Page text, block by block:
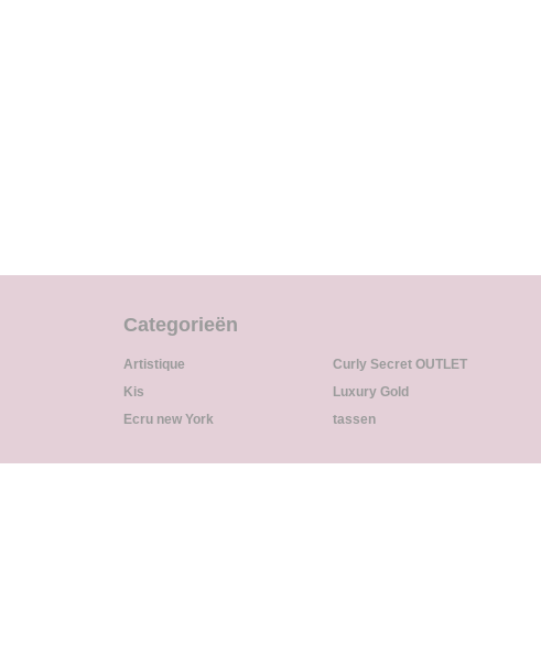
Categorieën
Artistique
Kis
Ecru new York
Curly Secret OUTLET
Luxury Gold
tassen